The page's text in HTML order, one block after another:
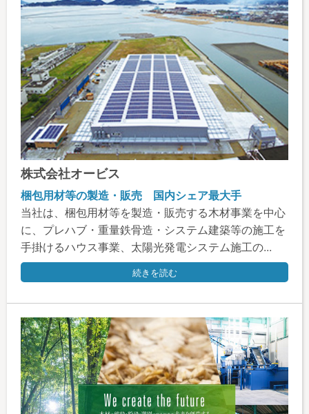
株式会社オービス
梱包用材等の製造・販売 国内シェア最大手
当社は、梱包用材等を製造・販売する木材事業を中心
に、プレハブ・重量鉄骨造・システム建築等の施工を
手掛けるハウス事業、太陽光発電システム施工の...
続きを読む